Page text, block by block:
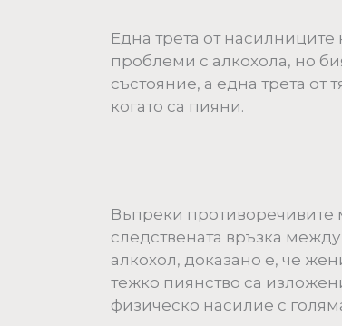
Една трета от
проблеми с алкохола, но
състояние, а една трета от
когато са пияни.
Въпреки
следствената връзка
алкохол, доказано е, че
тежко пиянство са
физическо насилие с